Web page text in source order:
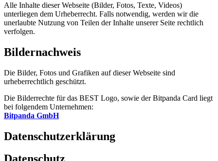
Alle Inhalte dieser Webseite (Bilder, Fotos, Texte, Videos)
unterliegen dem Urheberrecht. Falls notwendig, werden wir die
unerlaubte Nutzung von Teilen der Inhalte unserer Seite rechtlich
verfolgen.
Bildernachweis
Die Bilder, Fotos und Grafiken auf dieser Webseite sind
urheberrechtlich geschützt.
Die Bilderrechte für das BEST Logo, sowie der Bitpanda Card liegt
bei folgendem Unternehmen:
Bitpanda GmbH
Datenschutzerklärung